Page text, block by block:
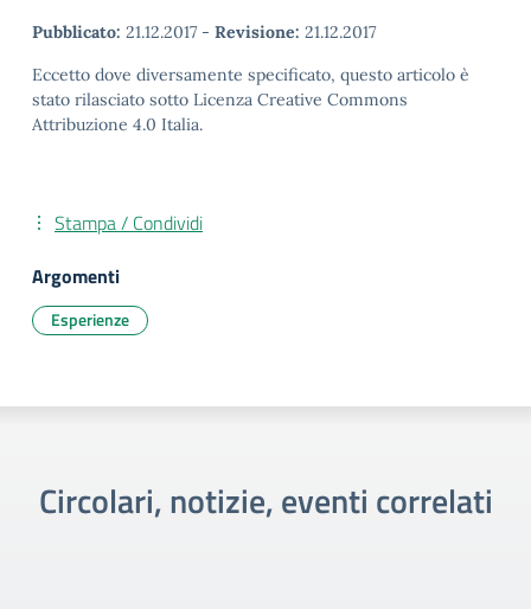
Pubblicato: 21.12.2017 - Revisione: 21.12.2017
Eccetto dove diversamente specificato, questo articolo è
stato rilasciato sotto Licenza Creative Commons
Attribuzione 4.0 Italia.
Stampa / Condividi
Argomenti
Esperienze
Circolari, notizie, eventi correlati